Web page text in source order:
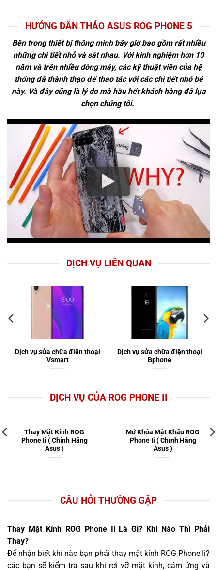
HƯỚNG DẪN THÁO ASUS ROG PHONE 5
Bên trong thiết bị thông minh bây giờ bao gồm rất nhiều
những chi tiết nhỏ và sát nhau. Với kinh nghiệm hơn 10
năm và trên nhiều dòng máy, các kỹ thuật viên của hệ
thống đã thành thạo để thao tác với các chi tiết nhỏ bé
này. Và đây cũng là lý do mà hầu hết khách hàng đã lựa
chọn chúng tôi.
DỊCH VỤ LIÊN QUAN
Dịch vụ sửa chữa điện thoại
Vsmart
Dịch vụ sửa chữa điện thoại
Bphone
DỊCH VỤ CỦA ROG PHONE II
Thay Mặt Kính ROG
Phone Ii ( Chính Hãng
Asus )
Mở Khóa Mật Khẩu ROG
Phone Ii ( Chính Hãng
Asus )
CÂU HỎI THƯỜNG GẶP
Thay Mặt Kính ROG Phone Ii Là Gì? Khi Nào Thì Phải
Thay?
Để nhận biết khi nào bạn phải thay mặt kính ROG Phone Ii?
các bạn sẽ kiểm tra sau khi rơi vỡ mặt kính, cảm ứng và